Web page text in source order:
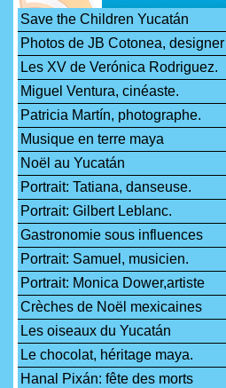
Save the Children Yucatán
Photos de JB Cotonea, designer
Les XV de Verónica Rodriguez.
Miguel Ventura, cinéaste.
Patricia Martín, photographe.
Musique en terre maya
Noël au Yucatán
Portrait: Tatiana, danseuse.
Portrait: Gilbert Leblanc.
Gastronomie sous influences
Portrait: Samuel, musicien.
Portrait: Monica Dower,artiste
Crèches de Noël mexicaines
Les oiseaux du Yucatán
Le chocolat, héritage maya.
Hanal Pixán: fête des morts